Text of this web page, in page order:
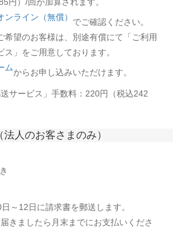
ンライン（無償） でご確認ください。
希望のお客様は、別途有償にて「ご利用
ス」をご用意しております。
ムからお申し込みいただけます。
サービス」手数料：220円（税込242
人のお客さまのみ）
～12日に請求書を郵送します。
きましたら月末までにお支払いくださ